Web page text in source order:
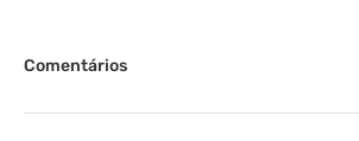
Comentários